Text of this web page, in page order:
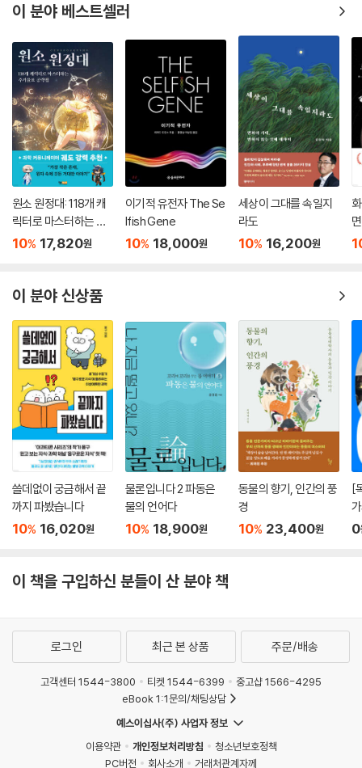
이 분야 베스트셀러
원소 원정대: 118개 캐
릭터로 마스터하는 주
기율표 공략집
10% 17,820원
이기적 유전자 The Se
lfish Gene
10% 18,000원
세상이 그대를 속일지
라도
10% 16,200원
면
이 분야 신상품
쓸데없이 궁금해서 끝
까지 파봤습니다
10% 16,020원
물론입니다 2 파동은
물의 언어다
10% 18,900원
동물의 향기, 인간의 풍
경
10% 23,400원
[
0
이 책을 구입하신 분들이 산 분야 책
로그인 최근 본 상품 주문/배송
고객센터 1544-3800 티켓 1544-6399
중고샵 1566-4295
eBook 1:1문의/채팅상담
예스이십사(주) 사업자 정보
이용약관
개인정보처리방침
청소년보호정책
PC버전
회사소개 거래처관계자께